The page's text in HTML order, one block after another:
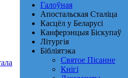
Галоўная
Апостальская Сталіца
Касцёл у Беларусі
Канферэнцыя Біскупаў
Літургія
Бібліятэка
Святое Пісанне
Кнігі